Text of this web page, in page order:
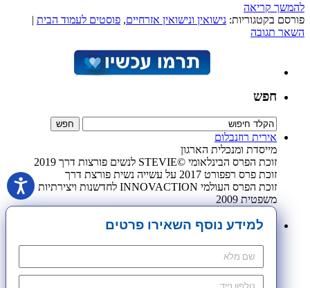
להמשך קריאה
פורסם בקטגוריות: נישואין ונישואין אזרחיים, פוסטים לעמוד הבית |
השאר תגובה
חפש
אירית רוזנבלום
מייסדת ומנכלית הארגון
זוכת הפרס הבינלאומי ©STEVIE לנשים פורצות דרך 2019
זוכת פרס רפפורט 2017 על עשייה נשית פורצת דרך
זוכת הפרס העולמי INNOVACTION לחדשנות ויצירתיות
משפטית 2009
למידע נוסף השאירו פרטים